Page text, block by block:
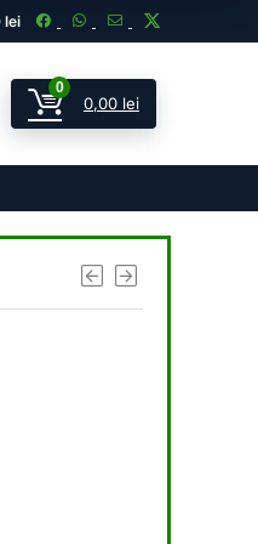
lei
0
0,00 lei